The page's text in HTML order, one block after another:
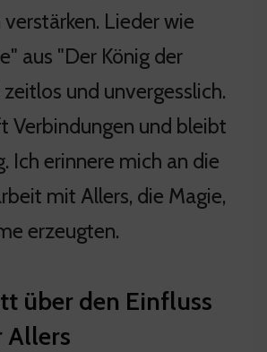
Lieder wie
aus "Der König der
und unvergesslich.
Verbindungen und bleibt
Ich erinnere mich an die
mit Allers, die Magie,
erzeugten.
über den Einfluss
Allers